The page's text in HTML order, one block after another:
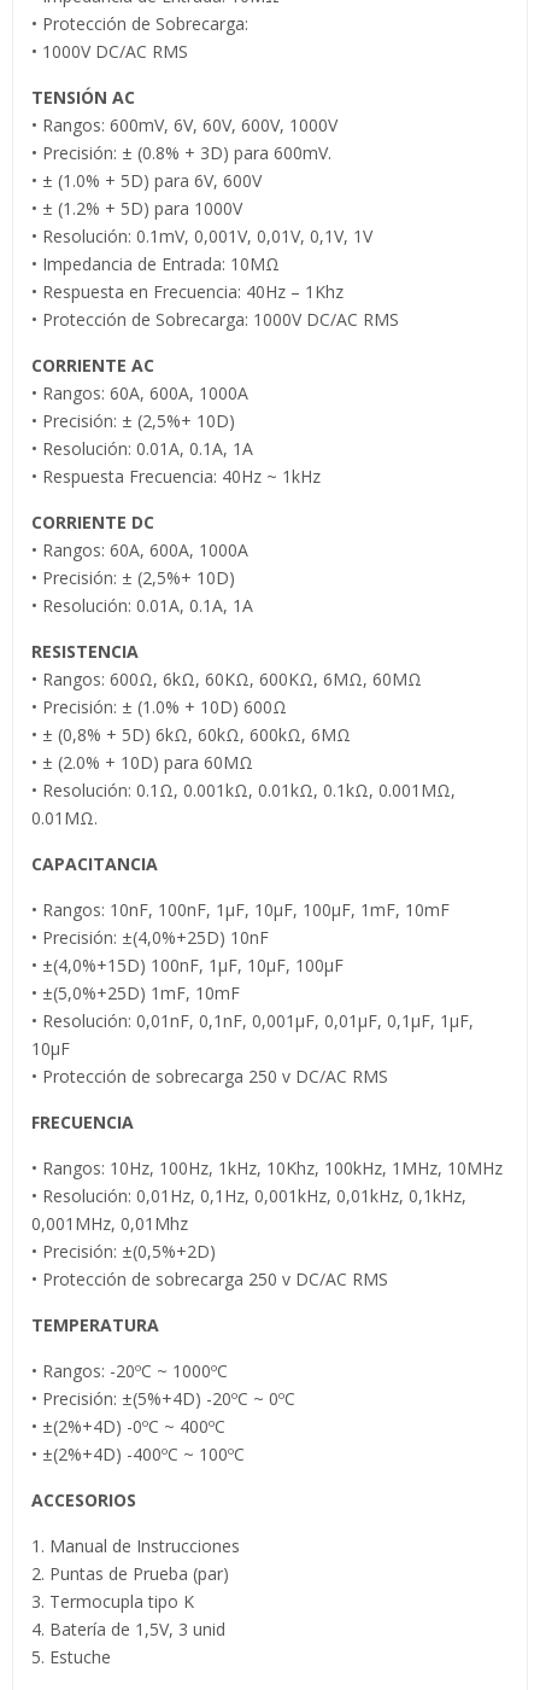
• Protección de Sobrecarga:
• 1000V DC/AC RMS
TENSIÓN AC
• Rangos: 600mV, 6V, 60V, 600V, 1000V
• Precisión: ± (0.8% + 3D) para 600mV.
• ± (1.0% + 5D) para 6V, 600V
• ± (1.2% + 5D) para 1000V
• Resolución: 0.1mV, 0,001V, 0,01V, 0,1V, 1V
• Impedancia de Entrada: 10MΩ
• Respuesta en Frecuencia: 40Hz – 1Khz
• Protección de Sobrecarga: 1000V DC/AC RMS
CORRIENTE AC
• Rangos: 60A, 600A, 1000A
• Precisión: ± (2,5%+ 10D)
• Resolución: 0.01A, 0.1A, 1A
• Respuesta Frecuencia: 40Hz ~ 1kHz
CORRIENTE DC
• Rangos: 60A, 600A, 1000A
• Precisión: ± (2,5%+ 10D)
• Resolución: 0.01A, 0.1A, 1A
RESISTENCIA
• Rangos: 600Ω, 6kΩ, 60KΩ, 600KΩ, 6MΩ, 60MΩ
• Precisión: ± (1.0% + 10D) 600Ω
• ± (0,8% + 5D) 6kΩ, 60kΩ, 600kΩ, 6MΩ
• ± (2.0% + 10D) para 60MΩ
• Resolución: 0.1Ω, 0.001kΩ, 0.01kΩ, 0.1kΩ, 0.001MΩ,
0.01MΩ.
CAPACITANCIA
• Rangos: 10nF, 100nF, 1µF, 10µF, 100µF, 1mF, 10mF
• Precisión: ±(4,0%+25D) 10nF
• ±(4,0%+15D) 100nF, 1µF, 10µF, 100µF
• ±(5,0%+25D) 1mF, 10mF
• Resolución: 0,01nF, 0,1nF, 0,001µF, 0,01µF, 0,1µF, 1µF,
10µF
• Protección de sobrecarga 250 v DC/AC RMS
FRECUENCIA
• Rangos: 10Hz, 100Hz, 1kHz, 10Khz, 100kHz, 1MHz, 10MHz
• Resolución: 0,01Hz, 0,1Hz, 0,001kHz, 0,01kHz, 0,1kHz,
0,001MHz, 0,01Mhz
• Precisión: ±(0,5%+2D)
• Protección de sobrecarga 250 v DC/AC RMS
TEMPERATURA
• Rangos: -20ºC ~ 1000ºC
• Precisión: ±(5%+4D) -20ºC ~ 0ºC
• ±(2%+4D) -0ºC ~ 400ºC
• ±(2%+4D) -400ºC ~ 100ºC
ACCESORIOS
1. Manual de Instrucciones
2. Puntas de Prueba (par)
3. Termocupla tipo K
4. Batería de 1,5V, 3 unid
5. Estuche